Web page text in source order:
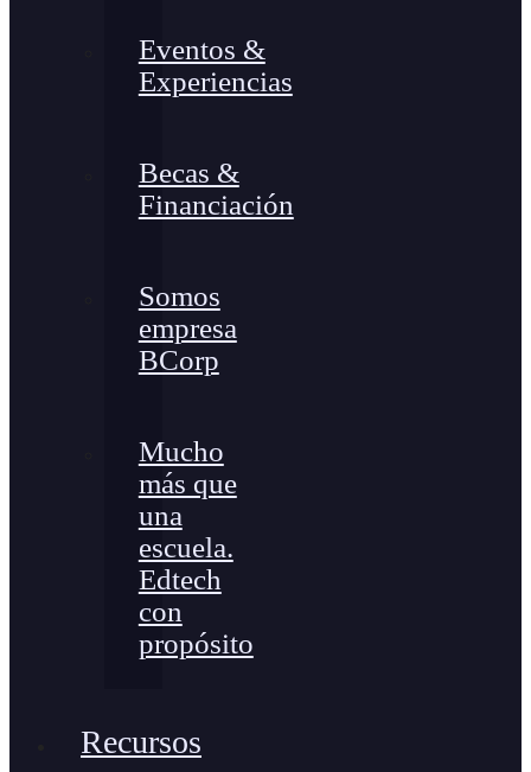
Eventos &
Experiencias
Becas &
Financiación
Somos
empresa
BCorp
Mucho
más que
una
escuela.
Edtech
con
propósito
Recursos